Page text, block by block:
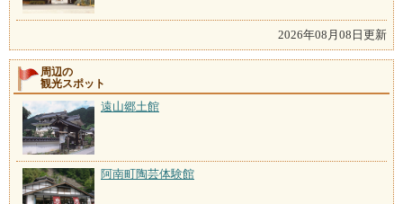
2026年08月08日更新
周辺の
観光スポット
遠山郷土館
阿南町陶芸体験館